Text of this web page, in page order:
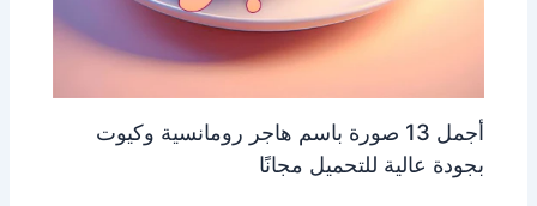
أجمل 13 صورة باسم هاجر رومانسية وكيوت
بجودة عالية للتحميل مجانًا